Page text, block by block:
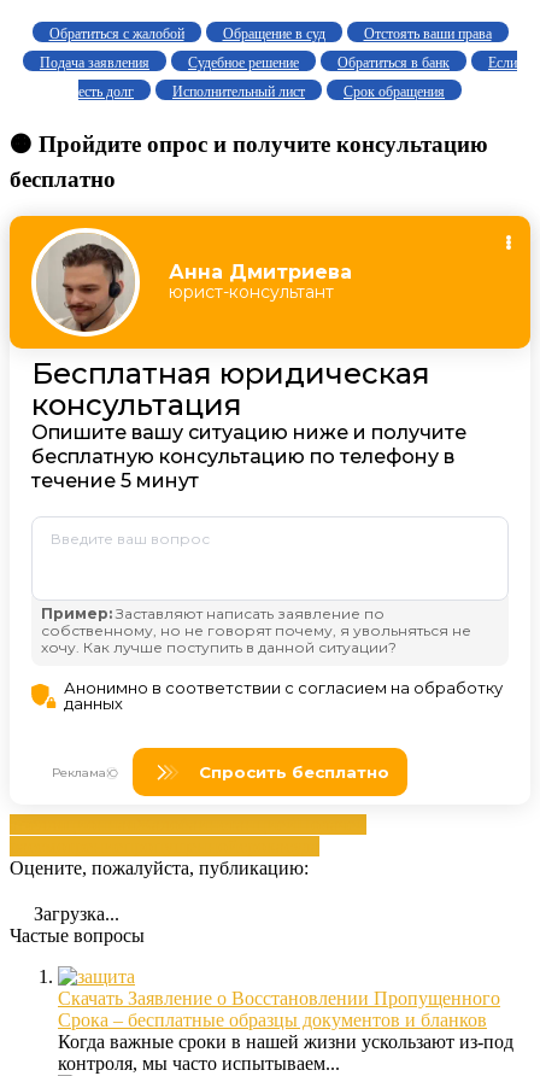
Обратиться с жалобой Обращение в суд
Отстоять ваши права
Подача заявления
Судебное решение Обратиться в банк
Если
есть долг
Исполнительный лист Срок обращения
🟠 Пройдите опрос и получите консультацию
бесплатно
Оцените, пожалуйста, публикацию:
Загрузка...
Частые вопросы
Скачать Заявление о Восстановлении Пропущенного
Срока – бесплатные образцы документов и бланков
Когда важные сроки в нашей жизни ускользают из-под
контроля, мы часто испытываем...